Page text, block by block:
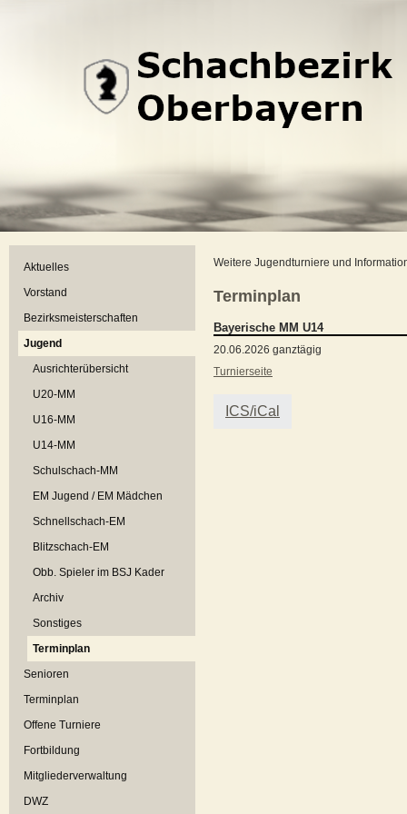
Aktuelles
Vorstand
Bezirksmeisterschaften
Jugend
Ausrichterübersicht
U20-MM
U16-MM
U14-MM
Schulschach-MM
EM Jugend / EM Mädchen
Schnellschach-EM
Blitzschach-EM
Obb. Spieler im BSJ Kader
Archiv
Sonstiges
Terminplan
Senioren
Terminplan
Offene Turniere
Fortbildung
Mitgliederverwaltung
DWZ
Weitere Jugendturniere und
Terminplan
Bayerische MM U14
20.06.2026 ganztägig
Turnierseite
ICS/iCal